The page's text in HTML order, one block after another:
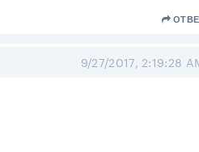
9/27/2017, 2:19:28